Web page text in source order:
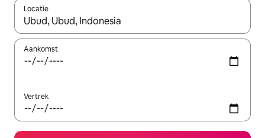
Locatie
Wanneer er suggesties beschikbaar zijn, maak je een keuze
Aankomst
Vertrek